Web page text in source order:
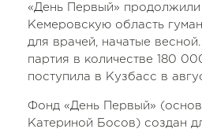
«День Первый» продолжили
Кемеровскую область
для врачей, начатые
партия в количестве 180
поступила в Кузбасс в
Фонд «День Первый»
Катериной Босов) создан